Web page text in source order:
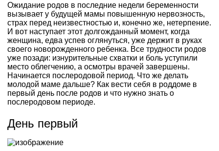
Ожидание родов в последние недели беременности
вызывает у будущей мамы повышенную нервозность,
страх перед неизвестностью и, конечно же, нетерпение.
И вот наступает этот долгожданный момент, когда
женщина, едва успев оглянуться, уже держит в руках
своего новорожденного ребенка. Все трудности родов
уже позади: изнурительные схватки и боль уступили
место облегчению, а осмотры врачей завершены.
Начинается послеродовой период. Что же делать
молодой маме дальше? Как вести себя в роддоме в
первый день после родов и что нужно знать о
послеродовом периоде.
День первый